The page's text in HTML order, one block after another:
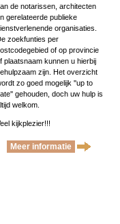
de notarissen, architecten
gerelateerde publieke
organisaties.
zoekfunties per
of op provincie
plaatsnaam kunnen u hierbij
zijn. Het overzicht
zo goed mogelijk ''up to
gehouden, doch uw hulp is
welkom.
kijkplezier!!!
Meer informatie